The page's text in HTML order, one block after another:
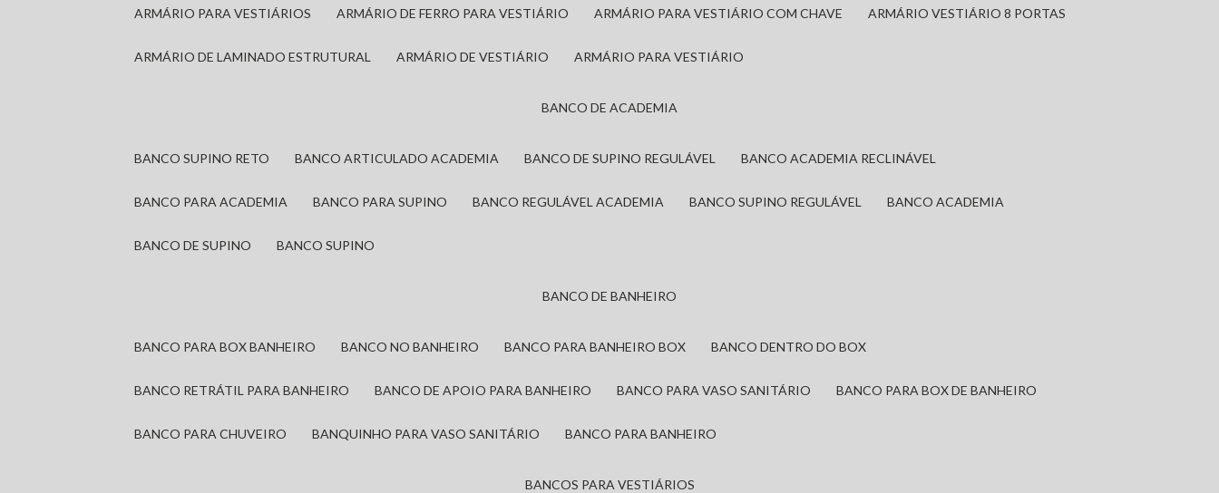
ARMÁRIO PARA VESTIÁRIOS ARMÁRIO DE FERRO PARA VESTIÁRIO ARMÁRIO PARA VESTIÁRIO COM CHAVE ARMÁRIO VESTIÁRIO 8 PORTAS
ARMÁRIO DE LAMINADO ESTRUTURAL ARMÁRIO DE VESTIÁRIO ARMÁRIO PARA VESTIÁRIO
BANCO DE ACADEMIA
BANCO SUPINO RETO BANCO ARTICULADO ACADEMIA BANCO DE SUPINO REGULÁVEL BANCO ACADEMIA RECLINÁVEL
BANCO PARA ACADEMIA BANCO PARA SUPINO BANCO REGULÁVEL ACADEMIA BANCO SUPINO REGULÁVEL BANCO ACADEMIA
BANCO DE SUPINO BANCO SUPINO
BANCO DE BANHEIRO
BANCO PARA BOX BANHEIRO BANCO NO BANHEIRO BANCO PARA BANHEIRO BOX BANCO DENTRO DO BOX
BANCO RETRÁTIL PARA BANHEIRO BANCO DE APOIO PARA BANHEIRO BANCO PARA VASO SANITÁRIO BANCO PARA BOX DE BANHEIRO
BANCO PARA CHUVEIRO BANQUINHO PARA VASO SANITÁRIO BANCO PARA BANHEIRO
BANCOS PARA VESTIÁRIOS